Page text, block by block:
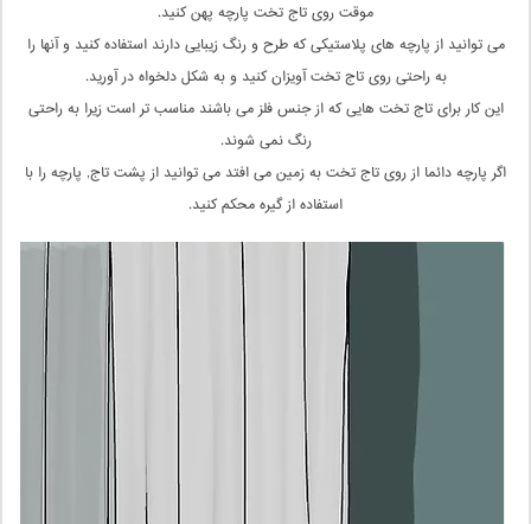
موقت روی تاج تخت پارچه پهن کنید.
می توانید از پارچه های پلاستیکی که طرح و رنگ زیبایی دارند استفاده کنید و آنها را
به راحتی روی تاج تخت آویزان کنید و به شکل دلخواه در آورید.
این کار برای تاج تخت هایی که از جنس فلز می باشند مناسب تر است زیرا به راحتی
رنگ نمی شوند.
اگر پارچه دائما از روی تاج تخت به زمین می افتد می توانید از پشت تاج, پارچه را با
استفاده از گیره محکم کنید.